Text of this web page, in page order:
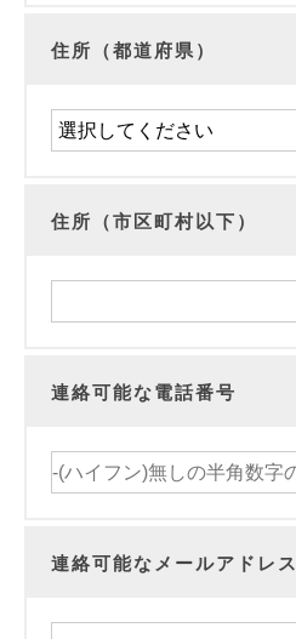
住所（都道府県）
住所（市区町村以下）
連絡可能な電話番号
連絡可能なメールアドレス